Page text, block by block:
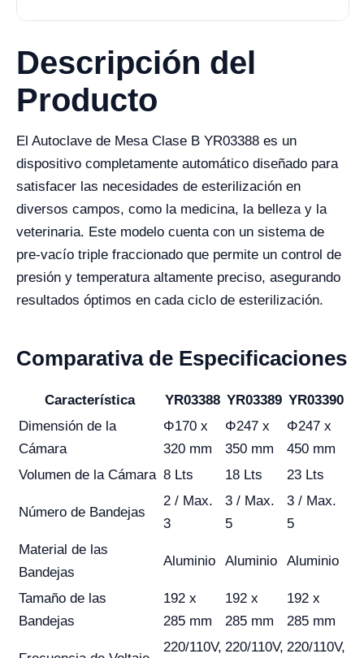
Descripción del
Producto
El Autoclave de Mesa Clase B YR03388 es un
dispositivo completamente automático diseñado para
satisfacer las necesidades de esterilización en
diversos campos, como la medicina, la belleza y la
veterinaria. Este modelo cuenta con un sistema de
pre-vacío triple fraccionado que permite un control de
presión y temperatura altamente preciso, asegurando
resultados óptimos en cada ciclo de esterilización.
Comparativa de Especificaciones
Característica YR03388 YR03389 YR03390
Dimensión de la
Cámara
Φ170 x
320 mm
Φ247 x
350 mm
Φ247 x
450 mm
Volumen de la Cámara 8 Lts 18 Lts 23 Lts
Número de Bandejas
2 / Max.
3
3 / Max.
5
3 / Max.
5
Material de las
Bandejas
Aluminio Aluminio Aluminio
Tamaño de las
Bandejas
192 x
285 mm
192 x
285 mm
192 x
285 mm
220/110V, 220/110V, 220/110V,